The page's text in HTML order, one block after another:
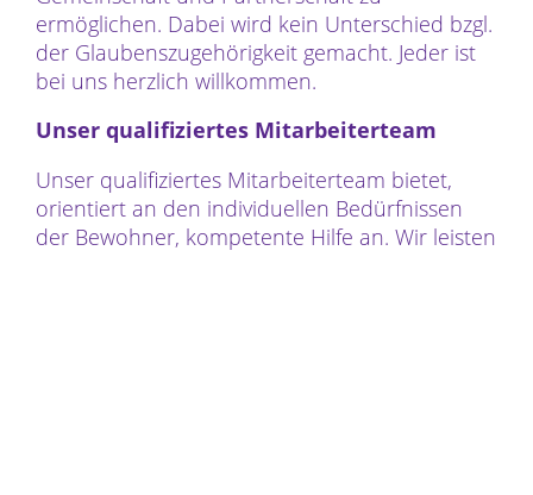
ermöglichen. Dabei wird kein Unterschied bzgl.
der Glaubenszugehörigkeit gemacht. Jeder ist
bei uns herzlich willkommen.
Unser qualifiziertes Mitarbeiterteam
Unser qualifiziertes Mitarbeiterteam bietet,
orientiert an den individuellen Bedürfnissen
der Bewohner, kompetente Hilfe an. Wir leisten